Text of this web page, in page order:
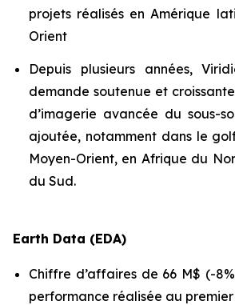
projets réalisés en Amérique
Orient
Depuis plusieurs années,
demande soutenue et
d’imagerie avancée du sous-
ajoutée, notamment dans le
Moyen-Orient, en Afrique du
du Sud.
Earth Data (EDA)
Chiffre d’affaires de 66 M$ (-
performance réalisée au